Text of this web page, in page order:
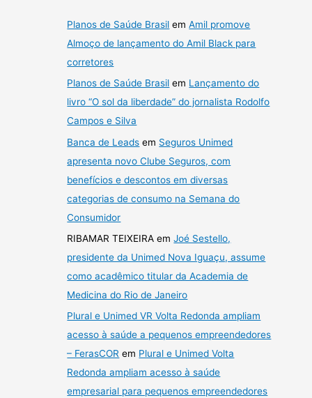
Planos de Saúde Brasil emAmil promove
Almoço de lançamento do Amil Black para
corretores
Planos de Saúde Brasil em Lançamento do
livro “O sol da liberdade” do jornalista Rodolfo
Campos e Silva
Banca de Leads em Seguros Unimed
apresenta novo Clube Seguros, com
benefícios e descontos em diversas
categorias de consumo na Semana do
Consumidor
RIBAMAR TEIXEIRA emJoé Sestello,
presidente da Unimed Nova Iguaçu, assume
como acadêmico titular da Academia de
Medicina do Rio de Janeiro
Plural e Unimed VR Volta Redonda ampliam
acesso à saúde a pequenos empreendedores
– FerasCOR em Plural e Unimed Volta
Redonda ampliam acesso à saúde
empresarial para pequenos empreendedores